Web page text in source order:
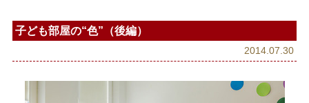
子ども部屋の“色”（後編）
2014.07.30